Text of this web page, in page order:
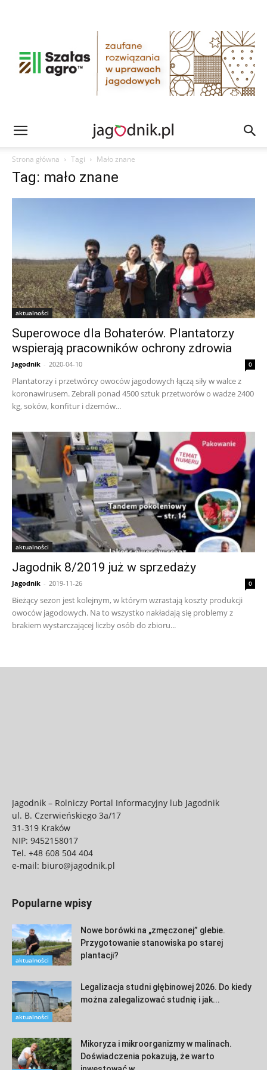
Strona główna Tagi Mało znane
Tag: mało znane
aktualności
Superowoce dla Bohaterów. Plantatorzy
wspierają pracowników ochrony zdrowia
Jagodnik - 2020-04-10 0
Plantatorzy i przetwórcy owoców jagodowych łączą siły w walce z
koronawirusem. Zebrali ponad 4500 sztuk przetworów o wadze 2400
kg, soków, konfitur i dżemów...
aktualności
Jagodnik 8/2019 już w sprzedaży
Jagodnik - 2019-11-26 0
Bieżący sezon jest kolejnym, w którym wzrastają koszty produkcji
owoców jagodowych. Na to wszystko nakładają się problemy z
brakiem wystarczającej liczby osób do zbioru...
Jagodnik – Rolniczy Portal Informacyjny lub Jagodnik
ul. B. Czerwieńskiego 3a/17
31-319 Kraków
NIP: 9452158017
Tel. +48 608 504 404
e-mail: biuro@jagodnik.pl
Popularne wpisy
aktualności
Nowe borówki na „zmęczonej” glebie.
Przygotowanie stanowiska po starej
plantacji?
aktualności
Legalizacja studni głębinowej 2026. Do kiedy
można zalegalizować studnię i jak...
Mikoryza i mikroorganizmy w malinach.
Doświadczenia pokazują, że warto